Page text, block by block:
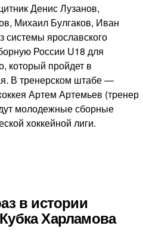
Денис Лузанов,
Михаил Булгаков, Иван
системы ярославского
России U18 для
который пройдет в
В тренерском штабе —
Артем Артемьев (тренер
молодежные сборные
хоккейной лиги.
в истории
Харламова